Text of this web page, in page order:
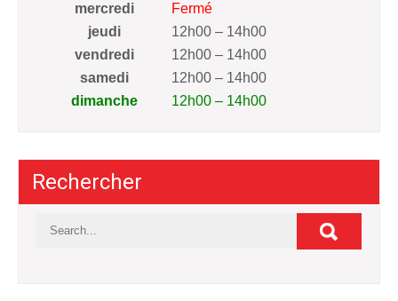
mercredi
Fermé
jeudi
12h00 – 14h00
vendredi
12h00 – 14h00
samedi
12h00 – 14h00
dimanche
12h00 – 14h00
Rechercher